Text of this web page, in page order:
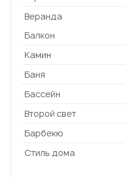
Веранда
Балкон
Камин
Баня
Бассейн
Второй свет
Барбекю
Стиль дома